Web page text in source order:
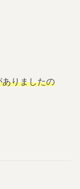
りましたの